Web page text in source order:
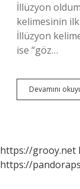
İllüzyon
kelimesinin
İllüzyon
ise “göz…
Devamını
https://grooy.net
https://